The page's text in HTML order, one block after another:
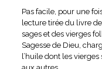
Pas facile, pour une
lecture tirée du livre
sages et des vierges
Sagesse de Dieu,
l’huile dont les